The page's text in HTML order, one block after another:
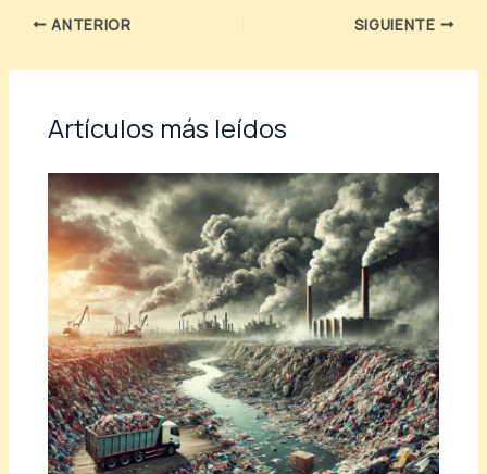
ANTERIOR SIGUIENTE
Artículos más leídos